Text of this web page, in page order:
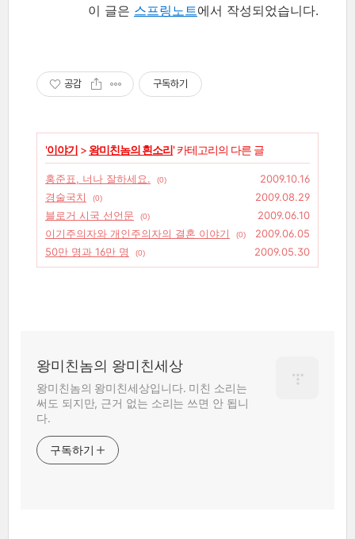
이 글은 스프링노트에서 작성되었습니다.
공감 구독하기
'이야기 > 왕미친놈의 흰소리' 카테고리의 다른 글
홍준표, 너나 잘하세요. (0)
2009.10.16
경술국치
(0)
2009.08.29
블로거 시국 선언문
(0)
2009.06.10
이기주의자와 개인주의자의 결혼 이야기
(0)
2009.06.05
50만 명과 16만 명
(0) 2009.05.30
왕미친놈의 왕미친세상
왕미친놈의 왕미친세상입니다. 미친 소리는
써도 되지만, 근거 없는 소리는 쓰면 안 됩니
다.
구독하기